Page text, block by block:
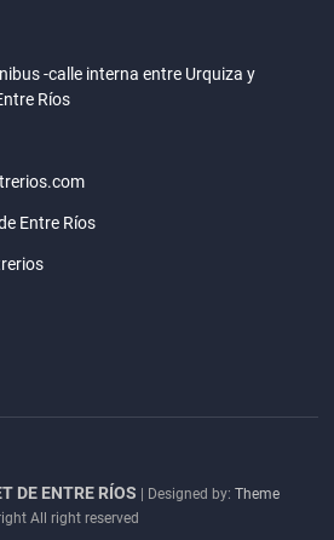
-calle interna entre Urquiza y
Ríos
Entre Ríos
DE ENTRE RÍOS | Designed by:Theme
All right reserved